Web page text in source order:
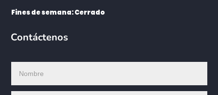
Fines de semana: Cerrado
Contáctenos